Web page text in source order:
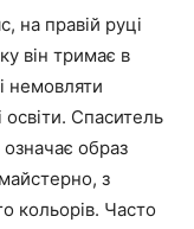
на правій руці
він тримає в
немовляти
Спаситель
образ
з
кольорів. Часто